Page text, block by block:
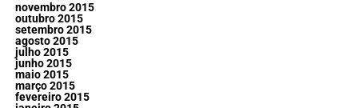
novembro 2015
outubro 2015
setembro 2015
agosto 2015
julho 2015
junho 2015
maio 2015
março 2015
fevereiro 2015